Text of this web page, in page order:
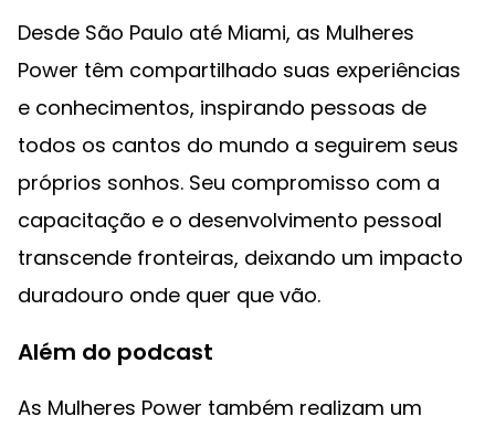
Desde São Paulo até Miami, as Mulheres
Power têm compartilhado suas experiências
e conhecimentos, inspirando pessoas de
todos os cantos do mundo a seguirem seus
próprios sonhos. Seu compromisso com a
capacitação e o desenvolvimento pessoal
transcende fronteiras, deixando um impacto
duradouro onde quer que vão.
Além do podcast
As Mulheres Power também realizam um